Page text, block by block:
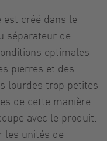
créé dans le
séparateur de
optimales
pierres et des
lourdes trop petites
de cette manière
avec le produit.
les unités de